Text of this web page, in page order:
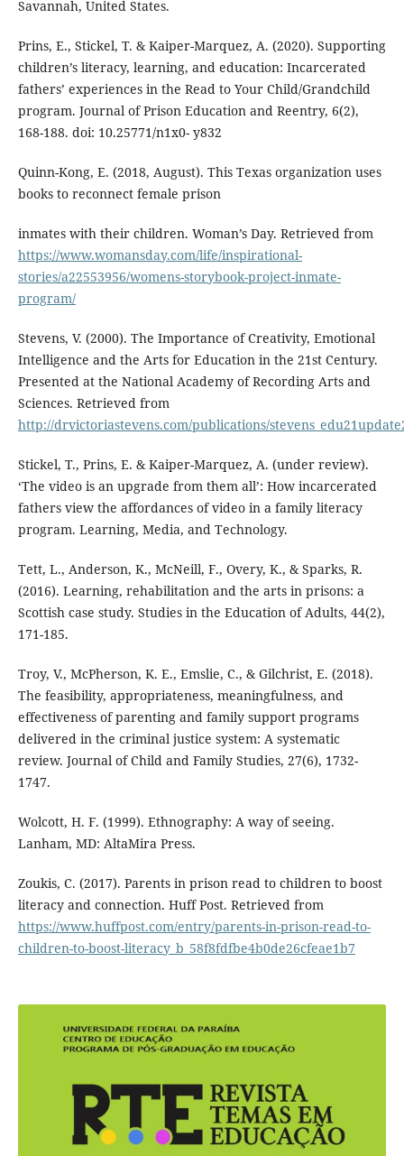
Savannah, United States.
Prins, E., Stickel, T. & Kaiper-Marquez, A. (2020). Supporting
children’s literacy, learning, and education: Incarcerated
fathers’ experiences in the Read to Your Child/Grandchild
program. Journal of Prison Education and Reentry, 6(2),
168-188. doi: 10.25771/n1x0- y832
Quinn-Kong, E. (2018, August). This Texas organization uses
books to reconnect female prison
inmates with their children. Woman’s Day. Retrieved from
https://www.womansday.com/life/inspirational-
stories/a22553956/womens-storybook-project-inmate-
program/
Stevens, V. (2000). The Importance of Creativity, Emotional
Intelligence and the Arts for Education in the 21st Century.
Presented at the National Academy of Recording Arts and
Sciences. Retrieved from
http://drvictoriastevens.com/publications/
Stickel, T., Prins, E. & Kaiper-Marquez, A. (under review).
‘The video is an upgrade from them all’: How incarcerated
fathers view the affordances of video in a family literacy
program. Learning, Media, and Technology.
Tett, L., Anderson, K., McNeill, F., Overy, K., & Sparks, R.
(2016). Learning, rehabilitation and the arts in prisons: a
Scottish case study. Studies in the Education of Adults, 44(2),
171-185.
Troy, V., McPherson, K. E., Emslie, C., & Gilchrist, E. (2018).
The feasibility, appropriateness, meaningfulness, and
effectiveness of parenting and family support programs
delivered in the criminal justice system: A systematic
review. Journal of Child and Family Studies, 27(6), 1732-
1747.
Wolcott, H. F. (1999). Ethnography: A way of seeing.
Lanham, MD: AltaMira Press.
Zoukis, C. (2017). Parents in prison read to children to boost
literacy and connection. Huff Post. Retrieved from
https://www.huffpost.com/entry/parents-in-prison-read-to-
children-to-boost-literacy_b_58f8fdfbe4b0de26cfeae1b7